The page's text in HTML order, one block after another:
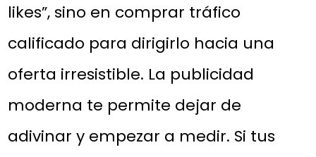
likes”, sino en comprar tráfico
calificado para dirigirlo hacia una
oferta irresistible. La publicidad
moderna te permite dejar de
adivinar y empezar a medir. Si tus